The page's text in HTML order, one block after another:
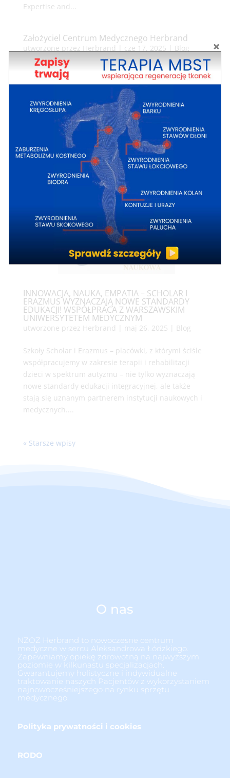
Expertise and...
Założyciel Centrum Medycznego Herbrand
utworzone przez Herbrand cze 17, 2025 Blog
Założyciel CM Herbrand Ks. dr hab. prof. Jacek
Stasiak, dr h.c. multi Ks. dr hab. prof. Jacek Stasiak to
postać nietuzinkowa – intelektualista, naukowiec,
duchowny, a zarazem aktywny działacz społeczny.
Od lat konsekwentnie łączy świat idei z działaniem
praktycznym, a...
INNOWACJA, NAUKA, EMPATIA – SCHOLAR I
ERAZMUS WYZNACZAJĄ NOWE STANDARDY
EDUKACJI! WSPÓŁPRACA Z WARSZAWSKIM
UNIWERSYTETEM MEDYCZNYM
utworzone przez Herbrand maj 26, 2025 Blog
Szkoły Scholar i Erazmus – placówki, z którymi ściśle
współpracujemy w zakresie terapii i rehabilitacji
dzieci w spektrum autyzmu – nie tylko wyznaczają
nowe standardy edukacji integracyjnej, ale także
stają się uznanym partnerem instytucji naukowych i
medycznych....
« Starsze wpisy
O nas
NZOZ Herbrand to nowoczesne centrum
medyczne w sercu Aleksandrowa Łódzkiego.
Zapewniamy opiekę zdrowotną na najwyższym
poziomie w kilkunastu specjalizacjach.
Gwarantujemy holistyczne i indywidualne
traktowanie naszych Pacjentów z wykorzystaniem
najnowocześniejszego na rynku sprzętu
medycznego.
Polityka prywatności i cookies
RODO